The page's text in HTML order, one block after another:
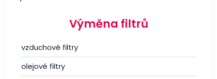
Výměna filtrů
vzduchové filtry
olejové filtry